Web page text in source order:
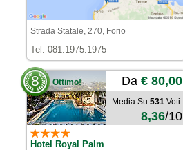
Strada Statale, 270, Forio
Tel. 081.1975.1975
Ottimo!
8 Da € 80,00
Media Su 531 Voti:
8,36/10
Hotel Royal Palm